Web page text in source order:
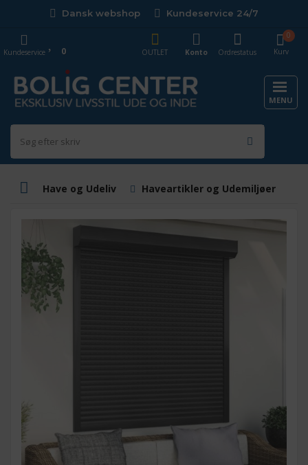
Dansk webshop Kundeservice 24/7
Kurv
0
OUTLET
Konto Ordrestatus
Kundeservice 0
MENU
Have og Udeliv Haveartikler og Udemiljøer